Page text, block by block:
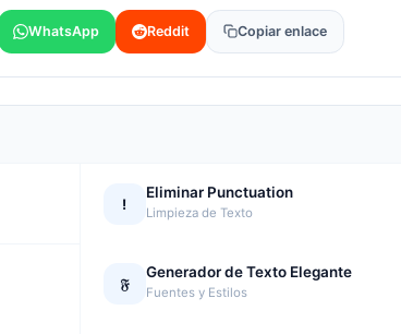
WhatsApp Reddit Copiar enlace
!
Eliminar Punctuation
Limpieza de Texto
𝔉
Generador de Texto Elegante
Fuentes y Estilos